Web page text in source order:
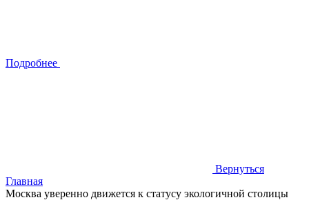
Подробнее
Вернуться
Главная
Москва уверенно движется к статусу экологичной столицы